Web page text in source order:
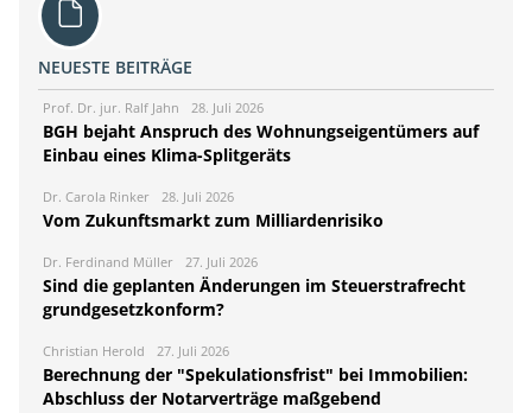
NEUESTE BEITRÄGE
Prof. Dr. jur. Ralf Jahn 28. Juli 2026
BGH bejaht Anspruch des Wohnungseigentümers auf
Einbau eines Klima-Splitgeräts
Dr. Carola Rinker 28. Juli 2026
Vom Zukunftsmarkt zum Milliardenrisiko
Dr. Ferdinand Müller 27. Juli 2026
Sind die geplanten Änderungen im Steuerstrafrecht
grundgesetzkonform?
Christian Herold 27. Juli 2026
Berechnung der "Spekulationsfrist" bei Immobilien:
Abschluss der Notarverträge maßgebend